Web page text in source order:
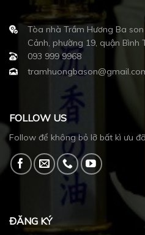
Tòa nhà Trầm Hương Ba
Cảnh, phường 19, quận Bình
093 999 9968
FOLLOW US
Follow để không bỏ lỡ bất kì ưu
ĐĂNG KÝ